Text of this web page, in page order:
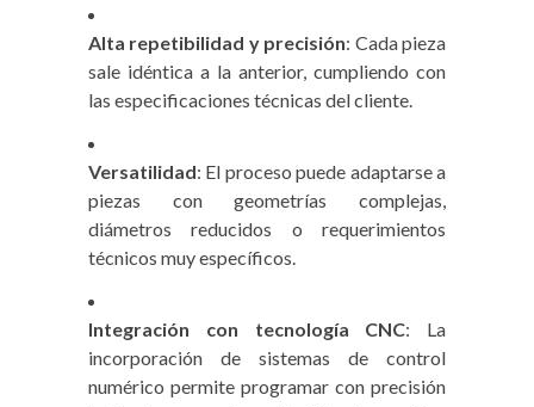
Alta repetibilidad y precisión: Cada pieza
sale idéntica a la anterior, cumpliendo con
las especificaciones técnicas del cliente.
Versatilidad: El proceso puede adaptarse a
piezas con geometrías complejas,
diámetros reducidos o requerimientos
técnicos muy específicos.
Integración con tecnología CNC: La
incorporación de sistemas de control
numérico permite programar con precisión